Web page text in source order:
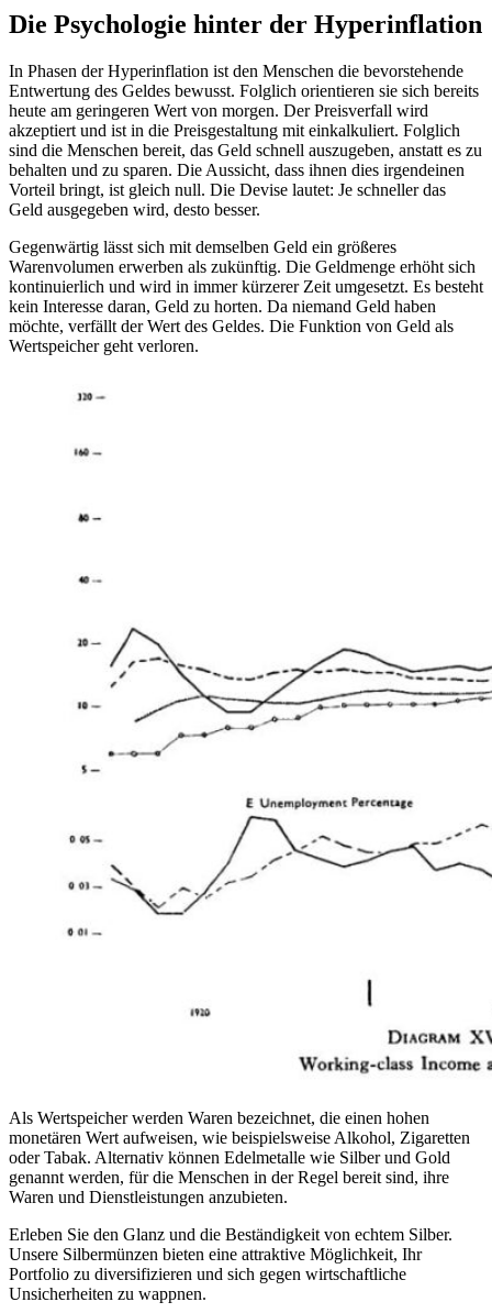
Die Psychologie hinter der Hyperinflation
In Phasen der Hyperinflation ist den Menschen die bevorstehende
Entwertung des Geldes bewusst. Folglich orientieren sie sich bereits
heute am geringeren Wert von morgen. Der Preisverfall wird
akzeptiert und ist in die Preisgestaltung mit einkalkuliert. Folglich
sind die Menschen bereit, das Geld schnell auszugeben, anstatt es zu
behalten und zu sparen. Die Aussicht, dass ihnen dies irgendeinen
Vorteil bringt, ist gleich null. Die Devise lautet: Je schneller das
Geld ausgegeben wird, desto besser.
Gegenwärtig lässt sich mit demselben Geld ein größeres
Warenvolumen erwerben als zukünftig. Die Geldmenge erhöht sich
kontinuierlich und wird in immer kürzerer Zeit umgesetzt. Es besteht
kein Interesse daran, Geld zu horten. Da niemand Geld haben
möchte, verfällt der Wert des Geldes. Die Funktion von Geld als
Wertspeicher geht verloren.
Als Wertspeicher werden Waren bezeichnet, die einen hohen
monetären Wert aufweisen, wie beispielsweise Alkohol, Zigaretten
oder Tabak. Alternativ können Edelmetalle wie Silber und Gold
genannt werden, für die Menschen in der Regel bereit sind, ihre
Waren und Dienstleistungen anzubieten.
Erleben Sie den Glanz und die Beständigkeit von echtem Silber.
Unsere Silbermünzen bieten eine attraktive Möglichkeit, Ihr
Portfolio zu diversifizieren und sich gegen wirtschaftliche
Unsicherheiten zu wappnen.